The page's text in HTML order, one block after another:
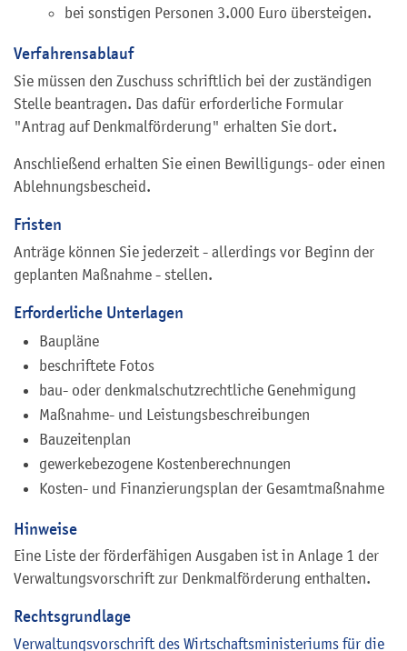
bei sonstigen Personen 3.000 Euro übersteigen.
Verfahrensablauf
Sie müssen den Zuschuss schriftlich bei der zuständigen
Stelle beantragen. Das dafür erforderliche Formular
"Antrag auf Denkmalförderung" erhalten Sie dort.
Anschließend erhalten Sie einen Bewilligungs- oder einen
Ablehnungsbescheid.
Fristen
Anträge können Sie jederzeit - allerdings vor Beginn der
geplanten Maßnahme - stellen.
Erforderliche Unterlagen
Baupläne
beschriftete Fotos
bau- oder denkmalschutzrechtliche Genehmigung
Maßnahme- und Leistungsbeschreibungen
Bauzeitenplan
gewerkebezogene Kostenberechnungen
Kosten- und Finanzierungsplan der Gesamtmaßnahme
Hinweise
Eine Liste der förderfähigen Ausgaben ist in Anlage 1 der
Verwaltungsvorschrift zur Denkmalförderung enthalten.
Rechtsgrundlage
Verwaltungsvorschrift des Wirtschaftsministeriums für die